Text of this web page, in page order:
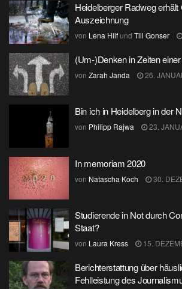
Heidelberger Radweg
Auszeichnung
von Lena Hilfund Till Gonser
(Um-)Denken in Zeiten
von Zarah Janda 26.
Bin ich in Heidelberg in der
von Philipp Rajwa 23.
In memoriam 2020
von Natascha Koch 30.
Studierende in Not durch
Staat?
von Laura Kress 15.
Berichterstattung über
Fehlleistung des